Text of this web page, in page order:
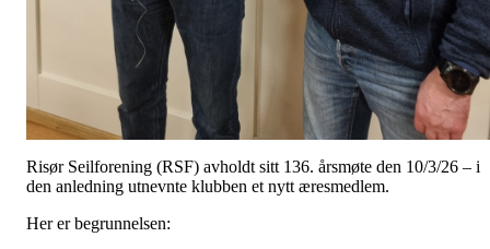
Risør Seilforening (RSF) avholdt sitt 136. årsmøte den 10/3/26 – i
den anledning utnevnte klubben et nytt æresmedlem.
Her er begrunnelsen: